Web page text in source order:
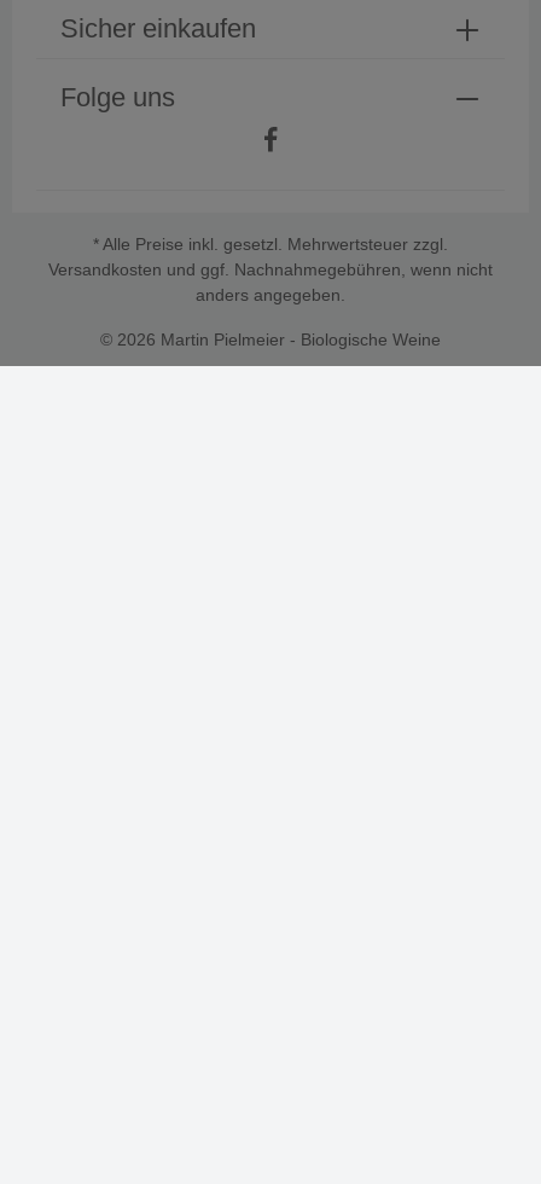
Folge uns
Sicher einkaufen
© 2026 Martin Pielmeier - Biologische Weine
* Alle Preise inkl. gesetzl. Mehrwertsteuer zzgl.
Versandkosten und ggf. Nachnahmegebühren, wenn nicht
anders angegeben.